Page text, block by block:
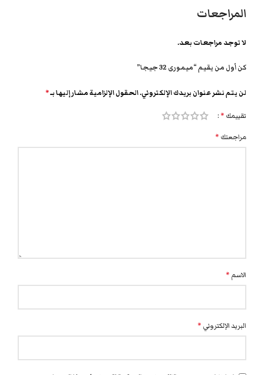
المراجعات
لا توجد مراجعات بعد.
كن أول من يقيم “ميمورى 32 جيجا”
لن يتم نشر عنوان بريدك الإلكتروني.الحقول الإلزامية مشار إليها بـ*
تقييمك *
مراجعتك *
الاسم *
البريد الإلكتروني *